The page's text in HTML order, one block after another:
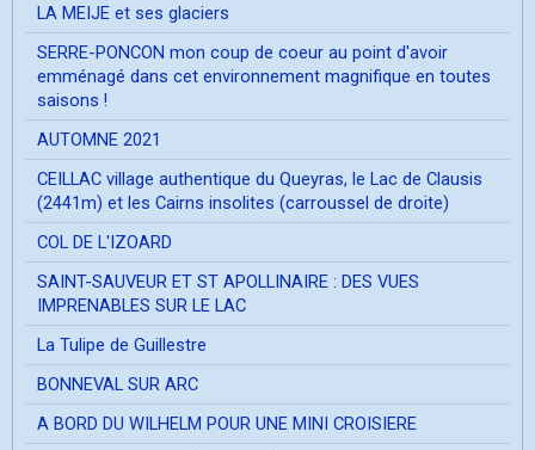
LA MEIJE et ses glaciers
SERRE-PONCON mon coup de coeur au point d'avoir
emménagé dans cet environnement magnifique en toutes
saisons !
AUTOMNE 2021
CEILLAC village authentique du Queyras, le Lac de Clausis
(2441m) et les Cairns insolites (carroussel de droite)
COL DE L'IZOARD
SAINT-SAUVEUR ET ST APOLLINAIRE : DES VUES
IMPRENABLES SUR LE LAC
La Tulipe de Guillestre
BONNEVAL SUR ARC
A BORD DU WILHELM POUR UNE MINI CROISIERE